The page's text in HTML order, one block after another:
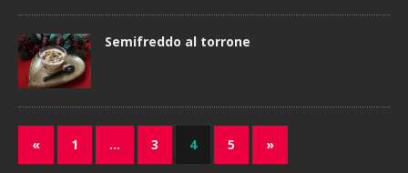
Semifreddo al torrone
« 1 … 3 4 5 »